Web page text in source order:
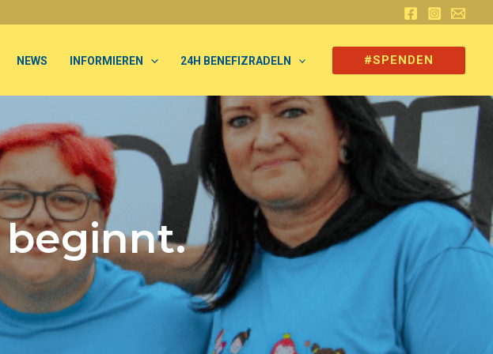
NEWS INFORMIEREN 24H BENEFIZRADELN #SPENDEN
beginnt.